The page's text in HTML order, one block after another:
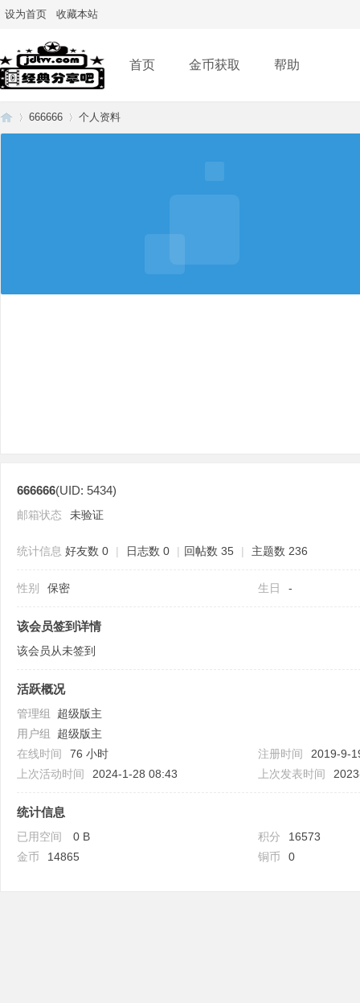
设为首页 收藏本站
首页 金币获取 帮助
666666 个人资料
666666(UID: 5434)
邮箱状态 未验证
统计信息 好友数 0 | 日志数 0 | 回帖数 35 | 主题数 236
性别 保密 生日 -
该会员签到详情
该会员从未签到
活跃概况
管理组 超级版主
用户组 超级版主
在线时间
76 小时 注册时间
2019-9-
上次活动时间
2024-1-28 08:43 上次发表时间
统计信息
已用空间 0 B 积分
16573
金币
14865 铜币 0